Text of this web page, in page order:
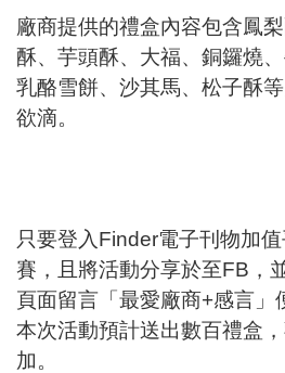
廠商提供的禮盒內容包含鳳
酥、芋頭酥、大福、銅鑼燒
乳酪雪餅、沙其馬、松子酥
欲滴。
只要登入Finder電子刊物加
賽，且將活動分享於至FB，
頁面留言「最愛廠商+感言」
本次活動預計送出數百禮盒
加。